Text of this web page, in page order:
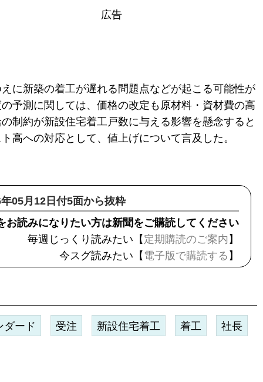
広告
に新築の着工が遅れる問題点などが起こる可能性が
予測に関しては、価格の改定も原材料・資材費の高
制約が新設住宅着工戸数に与える影響を懸念すると
高への対応として、値上げについて言及した。
05月12日付5面から抜粋
お読みになりたい方は新聞をご購読してください
毎週じっくり読みたい【 定期購読のご案内 】
今スグ読みたい【 電子版で購読する 】
ダード 受注 新設住宅着工 着工 社長